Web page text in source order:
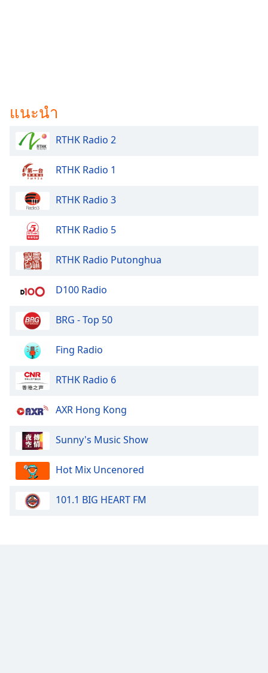
แนะนำ
RTHK Radio 2
RTHK Radio 1
RTHK Radio 3
RTHK Radio 5
RTHK Radio Putonghua
D100 Radio
BRG - Top 50
Fing Radio
RTHK Radio 6
AXR Hong Kong
Sunny's Music Show
Hot Mix Uncenored
101.1 BIG HEART FM